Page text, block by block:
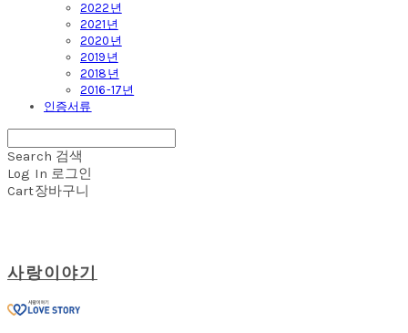
2022년
2021년
2020년
2019년
2018년
2016-17년
인증서류
Search 검색
Log In 로그인
Cart장바구니
사랑이야기